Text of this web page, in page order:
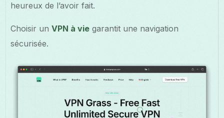
heureux de l’avoir fait.
Choisir unVPN à vie garantit une navigation
sécurisée.